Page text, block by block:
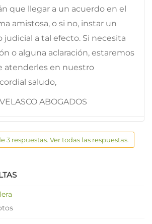
que llegar a un acuerdo en el
amistosa, o si no, instar un
a tal efecto. Si necesita
o alguna aclaración, estaremos
atenderles en nuestro
saludo,
ABOGADOS
3 respuestas. Ver todas las respuestas.